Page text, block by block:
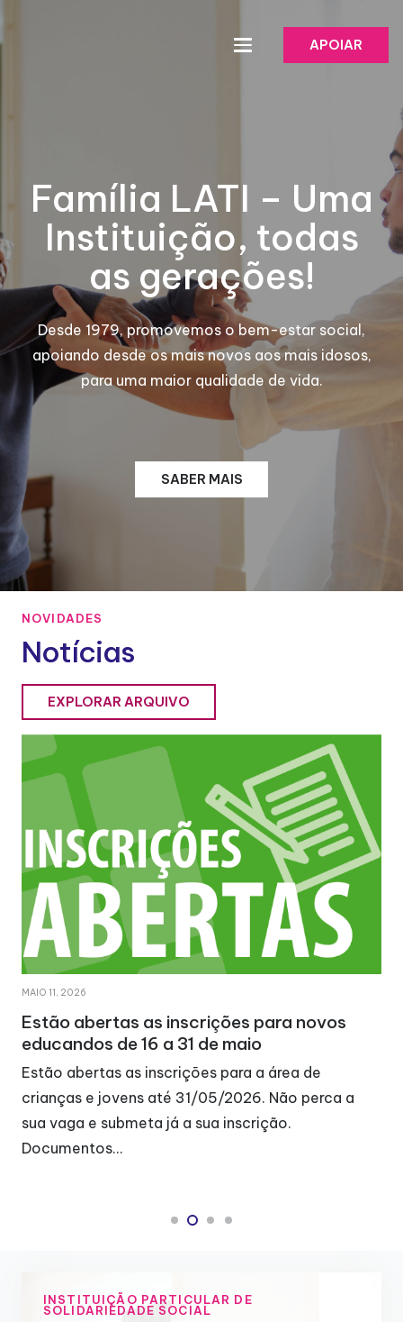
APOIAR
Família LATI – Uma
Instituição, todas
as gerações!
Desde 1979, promovemos o bem-estar social,
apoiando desde os mais novos aos mais idosos,
para uma maior qualidade de vida.
SABER MAIS
NOVIDADES
Notícias
EXPLORAR ARQUIVO
MAIO 11, 2026
Estão abertas as inscrições para novos
educandos de 16 a 31 de maio
Estão abertas as inscrições para a área de
crianças e jovens até 31/05/2026. Não perca a
sua vaga e submeta já a sua inscrição.
Documentos…
INSTITUIÇÃO PARTICULAR DE
SOLIDARIEDADE SOCIAL